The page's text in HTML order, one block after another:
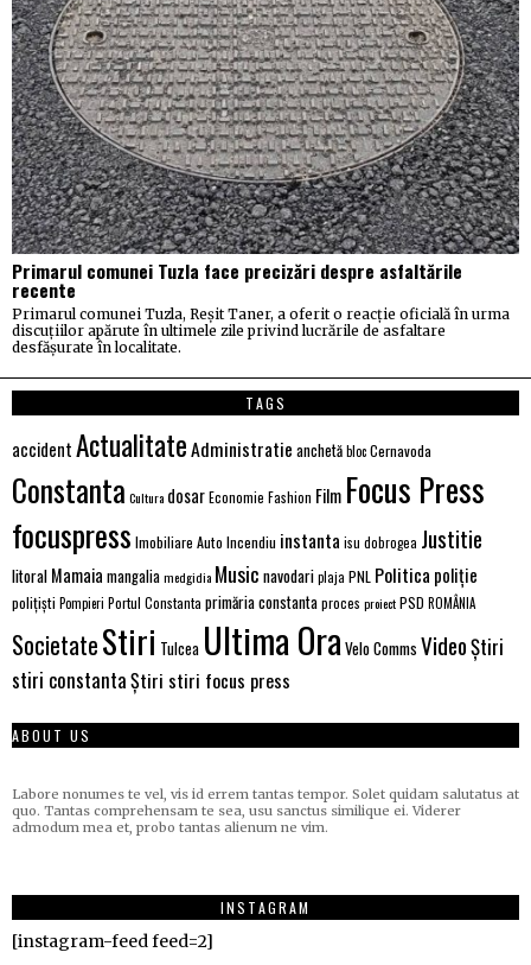
Primarul comunei Tuzla face precizări despre asfaltările
recente
Primarul comunei Tuzla, Reșit Taner, a oferit o reacție oficială în urma
discuțiilor apărute în ultimele zile privind lucrările de asfaltare
desfășurate în localitate.
TAGS
accidentActualitateAdministratie anchetăblocCernavoda
Constanta Cultura dosarEconomie Fashion Film Focus Press
focuspress Imobiliare Auto Incendiu instanta isu dobrogea Justitie
litoral Mamaia mangaliamedgidia Music navodariplaja PNL Politica poliție
polițiști Pompieri Portul Constanta primăria constantaproces proiectPSD ROMÂNIA
SocietateStiri Tulcea Ultima Ora Velo Comms VideoȘtiri
stiri constantaȘtiri stiri focus press
ABOUT US
Labore nonumes te vel, vis id errem tantas tempor. Solet quidam salutatus at
quo. Tantas comprehensam te sea, usu sanctus similique ei. Viderer
admodum mea et, probo tantas alienum ne vim.
INSTAGRAM
[instagram-feed feed=2]